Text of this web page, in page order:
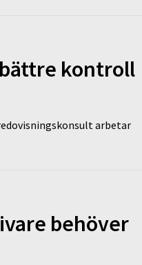
kontroll
arbetar
behöver